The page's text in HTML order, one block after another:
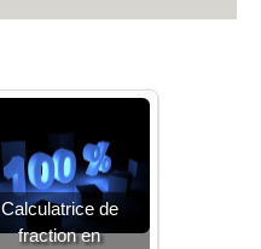
Calculatrice de
fraction en